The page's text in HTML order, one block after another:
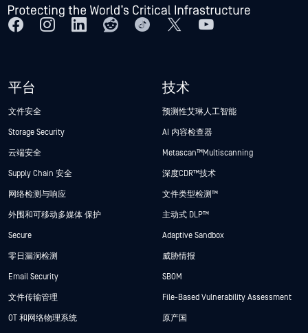
平台
文件安全
Storage Security
云端安全
Supply Chain 安全
网络检测与响应
外围和可移动多媒体 保护
Secure
零日漏洞检测
Email Security
文件传输管理
OT 和网络物理系统
技术
预测性艾琳人工智能
AI 内容检查器
Metascan™ Multiscanning
深度CDR™技术
文件类型检测™
主动式 DLP™
Adaptive Sandbox
威胁情报
SBOM
File-Based Vulnerability Assessment
原产国